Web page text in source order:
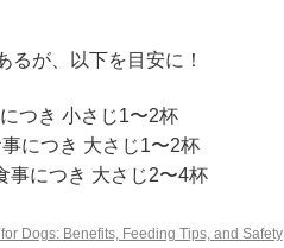
るが、以下を目安に！
つき 小さじ1〜2杯
につき 大さじ1〜2杯
事につき 大さじ2〜4杯
Dogs: Benefits, Feeding Tips, and Safety